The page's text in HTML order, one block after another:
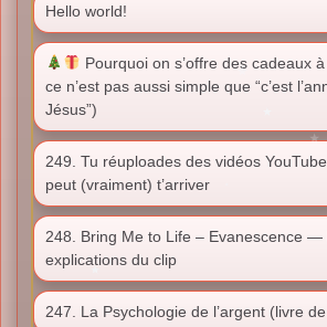
Hello world!
Pourquoi on s’offre des cadeaux
ce n’est pas aussi simple que “c’est
Jésus”)
249. Tu réuploades des vidéos
peut (vraiment) t’arriver
248. Bring Me to Life – Evanescence —
explications du clip
247. La Psychologie de l’argent (livre